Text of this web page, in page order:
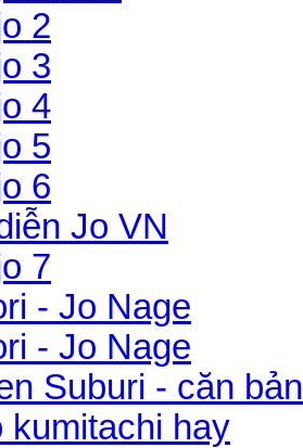
2
3
4
5
6
Jo VN
7
- Jo Nage
- Jo Nage
Suburi - căn
kumitachi hay